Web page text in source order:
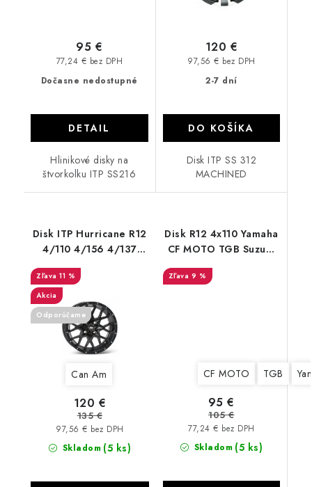
Dočasne nedostupné
77,24 € bez DPH
95 €
DETAIL
Hlinikové disky na
štvorkolku ITP SS216
2-7 dní
97,56 € bez DPH
120 €
DO KOŠÍKA
Disk ITP SS 312
MACHINED
Disk ITP Hurricane R12
4/110 4/156 4/137
11 %
Akcia
Odporúčame
Can Am
Skladom (5 ks)
97,56 € bez DPH
120 €
135 €
Disk R12 4x110 Yamaha
CF MOTO TGB Suzuki
9 %
CF MOTO TGB
Skladom (5 ks)
77,24 € bez DPH
95 €
105 €